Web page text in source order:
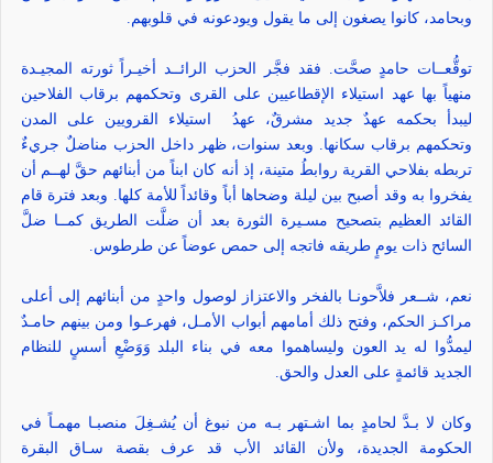
وبحامد، كانوا يصغون إلى ما يقول ويودعونه في قلوبهم.
توقُّعــات حامدٍ صحَّت. فقد فجَّر الحزب الرائــد أخيـراً ثورته المجيـدة
منهياً بها عهد استيلاء الإقطاعيين على القرى وتحكمهم برقاب الفلاحين
ليبدأ بحكمه عهدٌ جديد مشرقٌ، عهدُ
استيلاء القرويين على المدن
وتحكمهم برقاب سكانها. وبعد سنوات، ظهر داخل الحزب مناضلٌ جريءٌ
تربطه بفلاحي القرية روابطُ متينة، إذ أنه كان ابناً من أبنائهم حقَّ لهــم أن
يفخروا به وقد أصبح بين ليلة وضحاها أباً وقائداً للأمة كلها. وبعد فترة قام
القائد العظيم بتصحيح مسـيرة الثورة بعد أن ضلَّت الطريق كمــا ضلَّ
السائح ذات يومٍ طريقه فاتجه إلى حمص عوضاً عن طرطوس.
نعم، شــعر فلاَّحونـا بالفخر والاعتزاز لوصول واحدٍ من أبنائهم إلى أعلى
مراكـز الحكم، وفتح ذلك أمامهم أبواب الأمـل، فهرعـوا ومن بينهم حامـدٌ
ليمدُّوا له يد العون وليساهموا معه في بناء البلد وَوَضْعِ أسسٍ للنظام
الجديد قائمةٍ على العدل والحق.
وكان لا بـدَّ لحامدٍ بما اشـتهر بـه من نبوغ أن يُشـغِلَ منصبـا مهمـاً في
الحكومة الجديدة، ولأن القائد الأب قد عرف بقصة سـاق البقرة